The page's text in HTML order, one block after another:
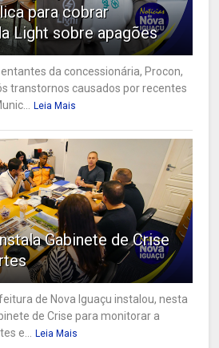
para cobrar
Light sobre apagões
da concessionária, Procon,
transtornos causados por recentes
Leia Mais
Gabinete de Crise
de Nova Iguaçu instalou, nesta
de Crise para monitorar a
e... Leia Mais